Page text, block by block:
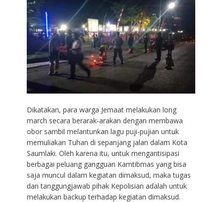
Dikatakan, para warga Jemaat melakukan long
march secara berarak-arakan dengan membawa
obor sambil melantunkan lagu puji-pujian untuk
memuliakan Tuhan di sepanjang jalan dalam Kota
Saumlaki. Oleh karena itu, untuk mengantisipasi
berbagai peluang gangguan Kamtibmas yang bisa
saja muncul dalam kegiatan dimaksud, maka tugas
dan tanggungjawab pihak Kepolisian adalah untuk
melakukan backup terhadap kegiatan dimaksud.